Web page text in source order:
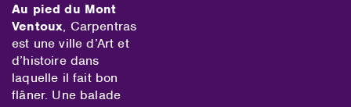
Au pied du Mont
Ventoux, Carpentras
est une ville d’Art et
d’histoire dans
laquelle il fait bon
flâner. Une balade